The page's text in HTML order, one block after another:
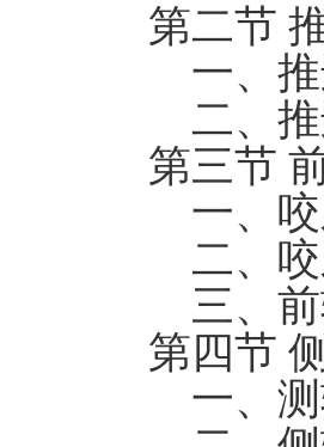
第二节
一、推
二、推
第三节
一、咬
二、咬
三、前
第四节
一、测